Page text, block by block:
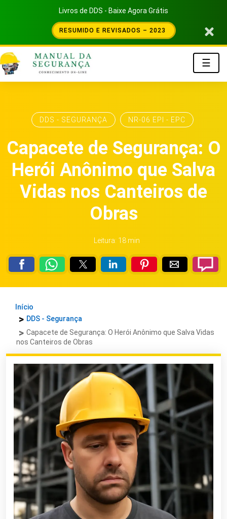
Livros de DDS - Baixe Agora Grátis
RESUMIDO E REVISADOS – 2023
☰
DDS - SEGURANÇA NR-06 EPI - EPC
Capacete de Segurança: O
Herói Anônimo que Salva
Vidas nos Canteiros de
Obras
Leitura: 18 min
Início
DDS - Segurança
Capacete de Segurança: O Herói Anônimo que Salva Vidas
nos Canteiros de Obras